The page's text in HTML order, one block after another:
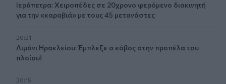
Ιεράπετρα: Χειροπέδες σε 20χρονο φερόμενο διακινητή
για την «καραβιά» με τους 45 μετανάστες
20:21
Λιμάνι Ηρακλείου: Έμπλεξε ο κάβος στην προπέλα του
πλοίου!
20:15